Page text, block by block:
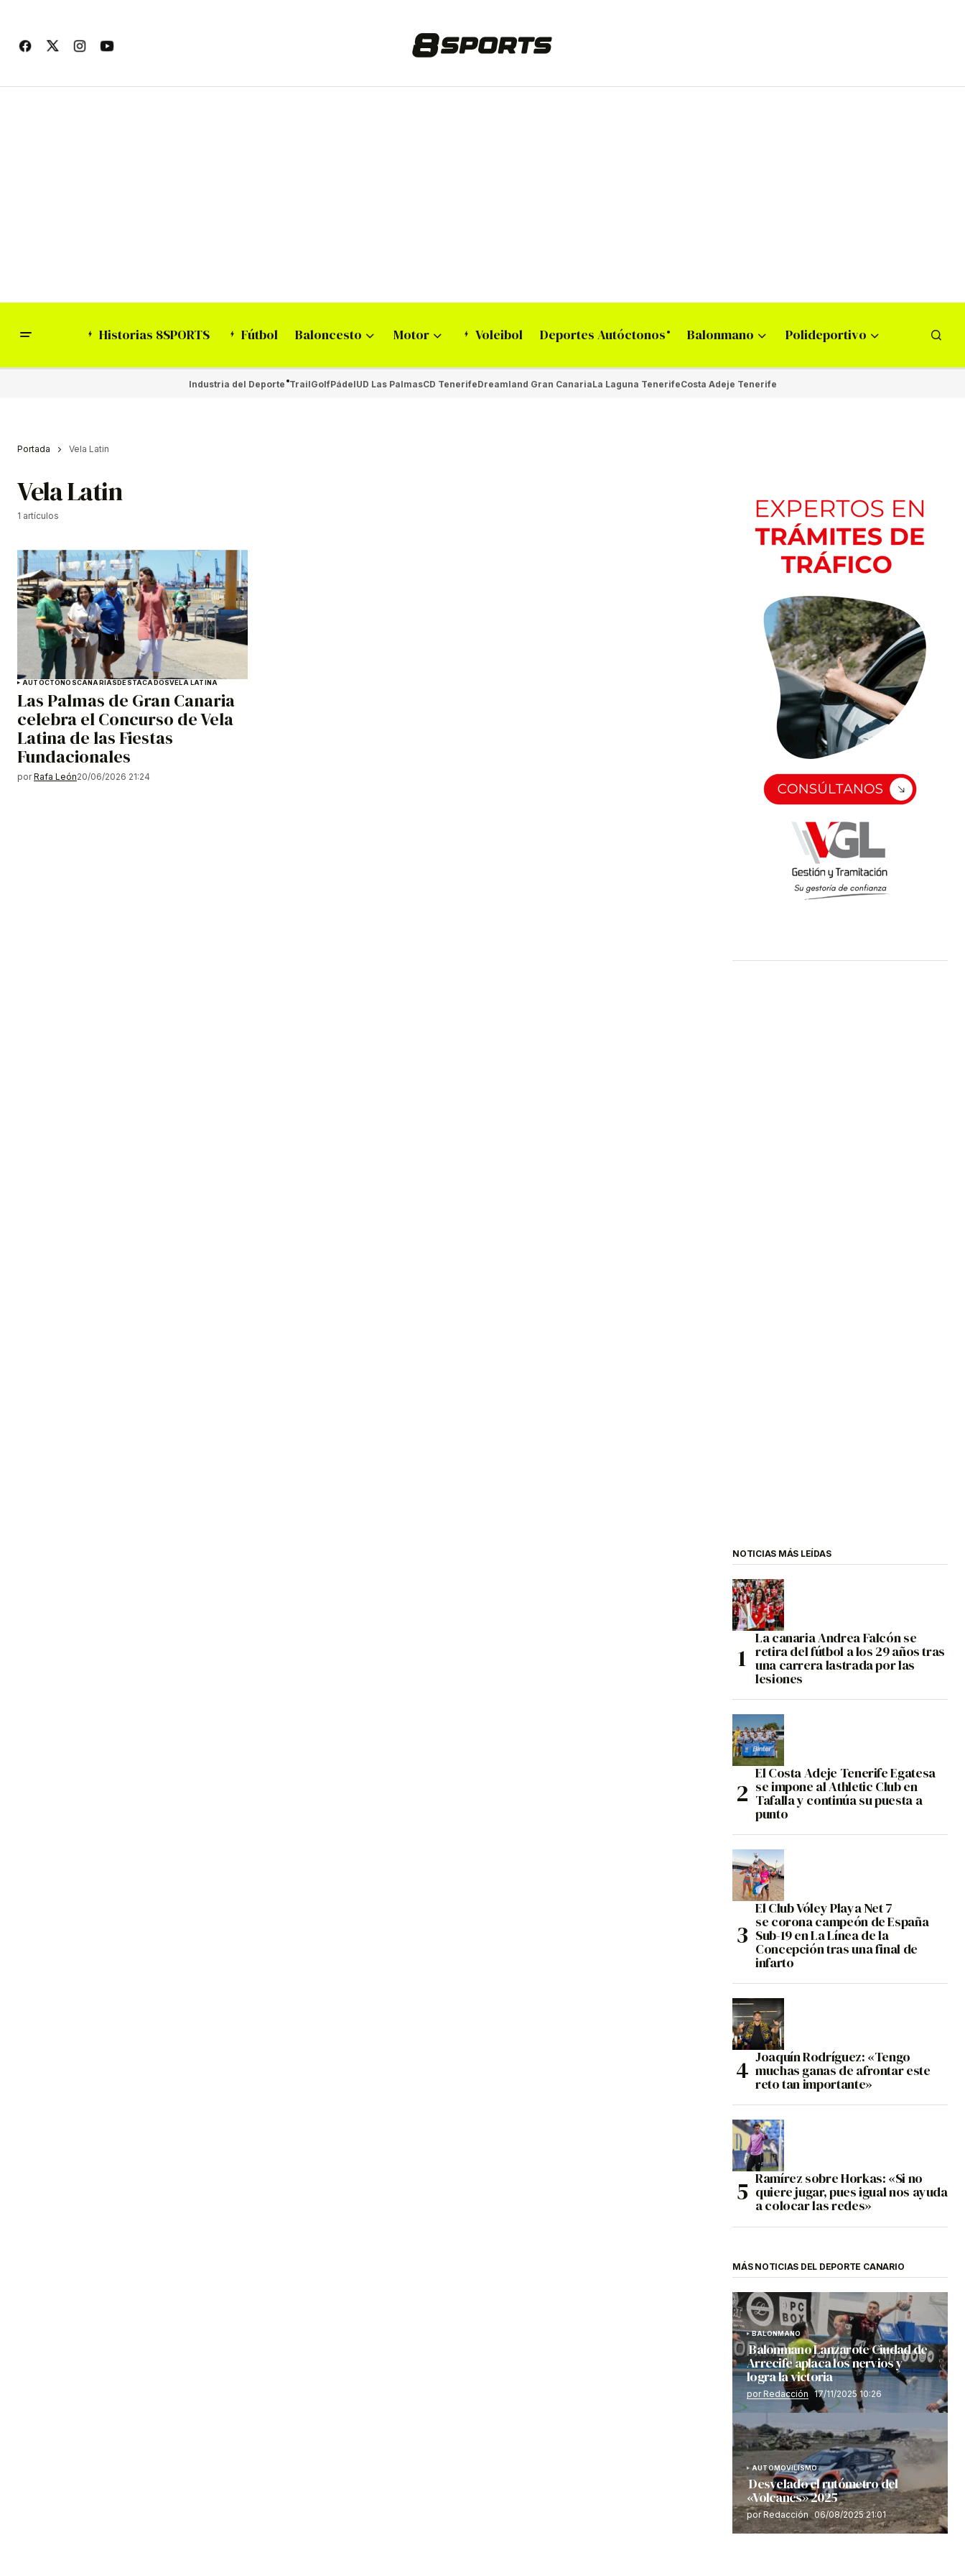
Historias 8SPORTS Fútbol Baloncesto Motor Voleibol Deportes Autóctonos Balonmano Polideportivo
Industria del Deporte TrailGolfPádelUD Las PalmasCD TenerifeDreamland Gran CanariaLa Laguna TenerifeCosta Adeje Tenerife
Portada Vela Latin
Vela Latin
1 artículos
AUTÓCTONOSCANARIASDESTACADOSVELA LATINA
Las Palmas de Gran Canaria
celebra el Concurso de Vela
Latina de las Fiestas
Fundacionales
por Rafa León20/06/2026 21:24
NOTICIAS MÁS LEÍDAS
La canaria Andrea Falcón se
retira del fútbol a los 29 años tras
una carrera lastrada por las
lesiones
El Costa Adeje Tenerife Egatesa
se impone al Athletic Club en
Tafalla y continúa su puesta a
punto
El Club Vóley Playa Net 7
se corona campeón de España
Sub-19 en La Línea de la
Concepción tras una final de
infarto
Joaquín Rodríguez: «Tengo
muchas ganas de afrontar este
reto tan importante»
Ramírez sobre Horkas: «Si no
quiere jugar, pues igual nos ayuda
a colocar las redes»
MÁS NOTICIAS DEL DEPORTE CANARIO
BALONMANO
Balonmano Lanzarote Ciudad de
Arrecife aplaca los nervios y
logra la victoria
por Redacción 17/11/2025 10:26
AUTOMOVILISMO
Desvelado el rutómetro del
«Volcanes» 2025
por Redacción 06/08/2025 21:01